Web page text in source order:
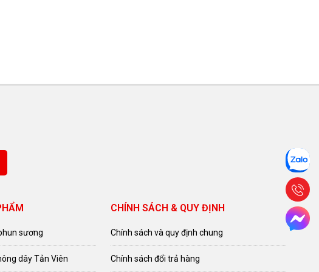
sương
dây Tản Viên
CHÍNH SÁCH & QUY ĐỊNH
Chính sách và quy định chung
Chính sách đổi trả hàng